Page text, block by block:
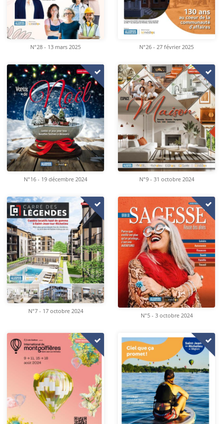
N°28 - 13 mars 2025 N°26 - 27 février 2025
N°16 - 19 décembre 2024 N°9 - 31 octobre 2024
N°7 - 17 octobre 2024
N°5 - 3 octobre 2024